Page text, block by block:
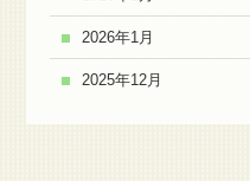
2026年1月
2025年12月